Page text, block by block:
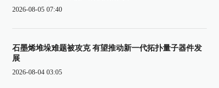
2026-08-05 07:40
石墨烯堆垛难题被攻克 有望推动新一代拓扑量子器件发
展
2026-08-04 03:05